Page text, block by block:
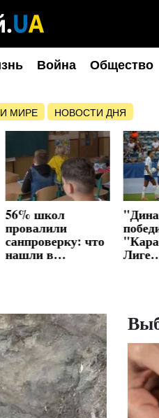
Война Общество
МИРЕ НОВОСТИ ДНЯ
56% школ
провалили
санпроверку: что
нашли в Лиге